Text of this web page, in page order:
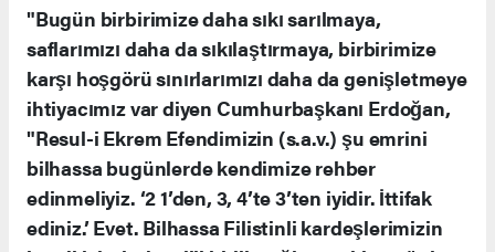
"Bugün birbirimize daha sıkı sarılmaya,
saflarımızı daha da sıkılaştırmaya, birbirimize
karşı hoşgörü sınırlarımızı daha da genişletmeye
ihtiyacımız var diyen Cumhurbaşkanı Erdoğan,
"Resul-i Ekrem Efendimizin (s.a.v.) şu emrini
bilhassa bugünlerde kendimize rehber
edinmeliyiz. ‘2 1’den, 3, 4’te 3’ten iyidir. İttifak
ediniz.’ Evet. Bilhassa Filistinli kardeşlerimizin